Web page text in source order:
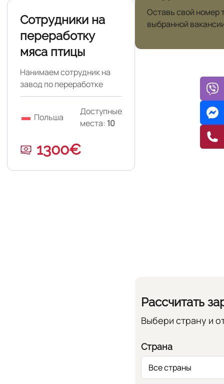
Сотрудники на
переработку
мяса птицы
Нанимаем сотрудник на
завод по переработке
мяса птицы.
Польша
Доступные
места: 10
1300€
Оставь свой номер
выбранной
Рассчитать
Выбери страну и
Страна